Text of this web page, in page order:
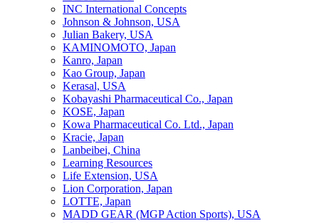
INC International Concepts
Johnson & Johnson, USA
Julian Bakery, USA
KAMINOMOTO, Japan
Kanro, Japan
Kao Group, Japan
Kerasal, USA
Kobayashi Pharmaceutical Co., Japan
KOSE, Japan
Kowa Pharmaceutical Co. Ltd., Japan
Kracie, Japan
Lanbeibei, China
Learning Resources
Life Extension, USA
Lion Corporation, Japan
LOTTE, Japan
MADD GEAR (MGP Action Sports), USA